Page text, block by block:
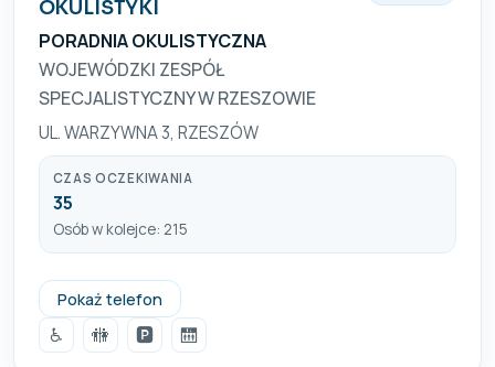
OKULISTYKI
PORADNIA OKULISTYCZNA
WOJEWÓDZKI ZESPÓŁ
SPECJALISTYCZNY W RZESZOWIE
UL. WARZYWNA 3, RZESZÓW
CZAS OCZEKIWANIA
35
Osób w kolejce: 215
Pokaż telefon
+48 17 859 44 44
♿
🚻 🅿️ 🛗